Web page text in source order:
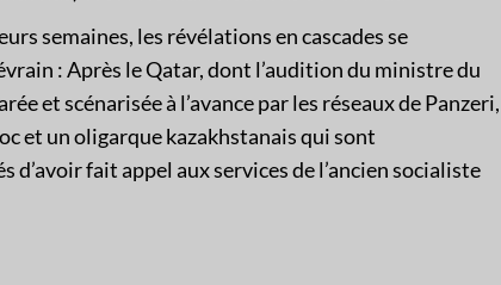
semaines, les révélations en cascades se
: Après le Qatar, dont l’audition du ministre du
et scénarisée à l’avance par les réseaux de Panzeri,
et un oligarque kazakhstanais qui sont
d’avoir fait appel aux services de l’ancien socialiste